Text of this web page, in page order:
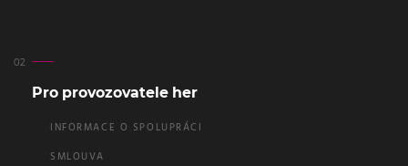
Pro provozovatele her
INFORMACE O SPOLUPRÁCI
SMLOUVA